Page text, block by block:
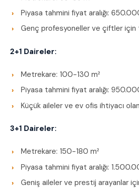
Piyasa tahmini fiyat aralığı:
Genç profesyoneller ve çiftler için
2+1 Daireler:
Metrekare: 100-130 m²
Piyasa tahmini fiyat aralığı:
Küçük aileler ve ev ofis ihtiyacı
3+1 Daireler:
Metrekare: 150-180 m²
Piyasa tahmini fiyat aralığı:
Geniş aileler ve prestij arayanlar